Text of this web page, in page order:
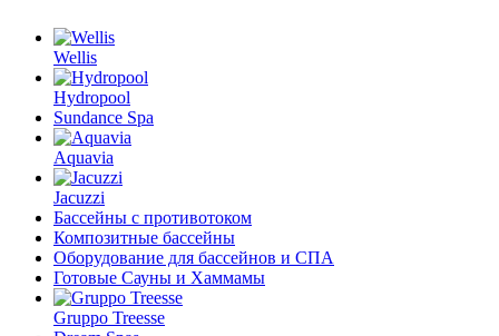
Wellis
Hydropool
Sundance Spa
Aquavia
Jacuzzi
Бассейны с противотоком
Композитные бассейны
Оборудование для бассейнов и СПА
Готовые Сауны и Хаммамы
Gruppo Treesse